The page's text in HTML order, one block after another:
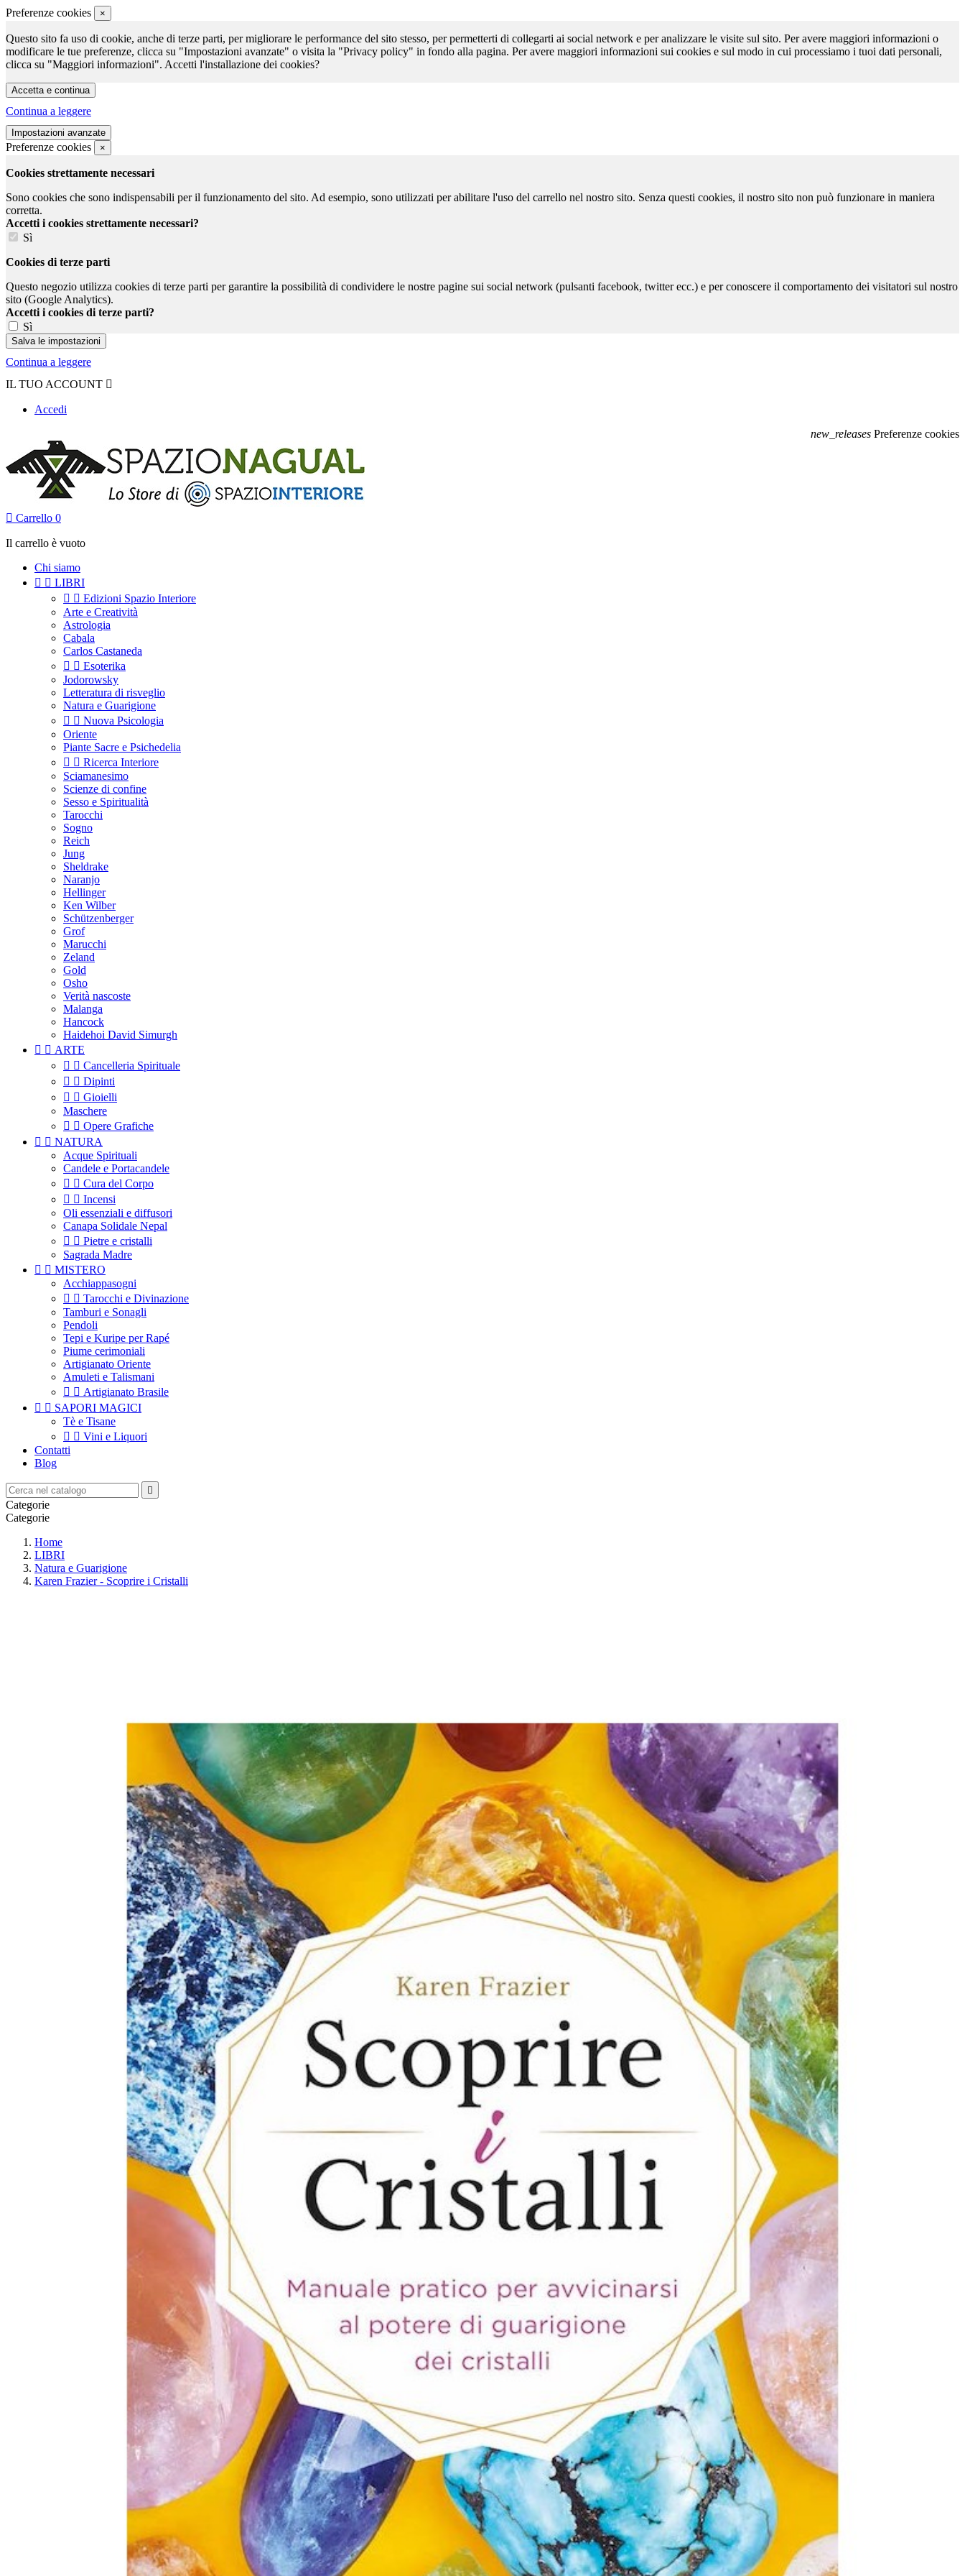
Preferenze cookies ×
Questo sito fa uso di cookie, anche di terze parti, per migliorare le performance del sito stesso, per permetterti di collegarti ai social network e per analizzare le visite sul sito. Per avere maggiori informazioni o
modificare le tue preferenze, clicca su "Impostazioni avanzate" o visita la "Privacy policy" in fondo alla pagina. Per avere maggiori informazioni sui cookies e sul modo in cui processiamo i tuoi dati personali,
clicca su "Maggiori informazioni". Accetti l'installazione dei cookies?
Continua a leggere
Preferenze cookies ×
Cookies strettamente necessari
Sono cookies che sono indispensabili per il funzionamento del sito. Ad esempio, sono utilizzati per abilitare l'uso del carrello nel nostro sito. Senza questi cookies, il nostro sito non può funzionare in maniera
corretta.
Accetti i cookies strettamente necessari?
Sì
Cookies di terze parti
Questo negozio utilizza cookies di terze parti per garantire la possibilità di condividere le nostre pagine sui social network (pulsanti facebook, twitter ecc.) e per conoscere il comportamento dei visitatori sul nostro
sito (Google Analytics).
Accetti i cookies di terze parti?
Sì
Continua a leggere
IL TUO ACCOUNT 
Accedi
new_releases Preferenze cookies
 Carrello 0
Il carrello è vuoto
Chi siamo
  LIBRI
  Edizioni Spazio Interiore
Arte e Creatività
Astrologia
Cabala
Carlos Castaneda
  Esoterika
Jodorowsky
Letteratura di risveglio
Natura e Guarigione
  Nuova Psicologia
Oriente
Piante Sacre e Psichedelia
  Ricerca Interiore
Sciamanesimo
Scienze di confine
Sesso e Spiritualità
Tarocchi
Sogno
Reich
Jung
Sheldrake
Naranjo
Hellinger
Ken Wilber
Schützenberger
Grof
Marucchi
Zeland
Gold
Osho
Verità nascoste
Malanga
Hancock
Haidehoi David Simurgh
  ARTE
  Cancelleria Spirituale
  Dipinti
  Gioielli
Maschere
  Opere Grafiche
  NATURA
Acque Spirituali
Candele e Portacandele
  Cura del Corpo
  Incensi
Oli essenziali e diffusori
Canapa Solidale Nepal
  Pietre e cristalli
Sagrada Madre
  MISTERO
Acchiappasogni
  Tarocchi e Divinazione
Tamburi e Sonagli
Pendoli
Tepi e Kuripe per Rapé
Piume cerimoniali
Artigianato Oriente
Amuleti e Talismani
  Artigianato Brasile
  SAPORI MAGICI
Tè e Tisane
  Vini e Liquori
Contatti
Blog

Categorie
Categorie
Home
LIBRI
Natura e Guarigione
Karen Frazier - Scoprire i Cristalli